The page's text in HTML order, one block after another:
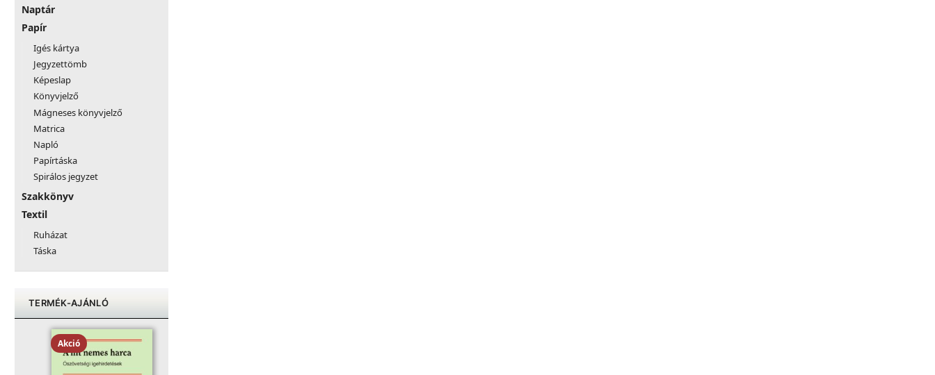
Naptár
Papír
Igés kártya
Jegyzettömb
Képeslap
Könyvjelző
Mágneses könyvjelző
Matrica
Napló
Papírtáska
Spirálos jegyzet
Szakkönyv
Textil
Ruházat
Táska
TERMÉK-AJÁNLÓ
Akció